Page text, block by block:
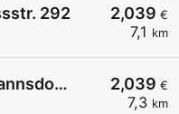
2,039 €
7,1 km
292
2,039 €
7,3 km
Shell Schoenefeld Wassmannsdorfer Allee 1